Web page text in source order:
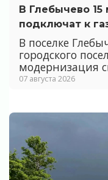
В Глебычево
подключат к
В поселке
городского
модернизация
07 августа 2026